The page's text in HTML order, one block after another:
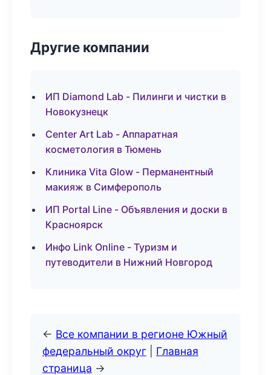
Другие компании
ИП Diamond Lab - Пилинги и чистки в
Новокузнецк
Center Art Lab - Аппаратная
косметология в Тюмень
Клиника Vita Glow - Перманентный
макияж в Симферополь
ИП Portal Line - Объявления и доски в
Красноярск
Инфо Link Online - Туризм и
путеводители в Нижний Новгород
← Все компании в регионе Южный
федеральный округ
Главная
страница →